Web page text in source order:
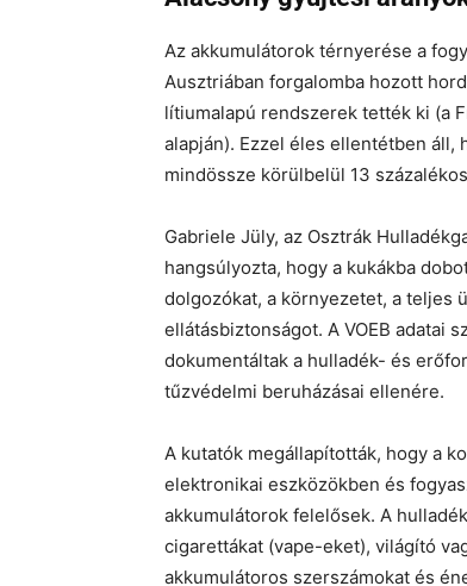
Az akkumulátorok térnyerése a
Ausztriában forgalomba hozott
lítiumalapú rendszerek tették ki (a
alapján). Ezzel éles ellentétben
mindössze körülbelül 13
Gabriele Jüly, az Osztrák
hangsúlyozta, hogy a kukákba
dolgozókat, a környezetet, a teljes
ellátásbiztonságot. A VOEB adatai
dokumentáltak a hulladék- és
tűzvédelmi beruházásai ellenére.
A kutatók megállapították, hogy a
elektronikai eszközökben és
akkumulátorok felelősek. A
cigarettákat (vape-eket), világító
akkumulátoros szerszámokat és